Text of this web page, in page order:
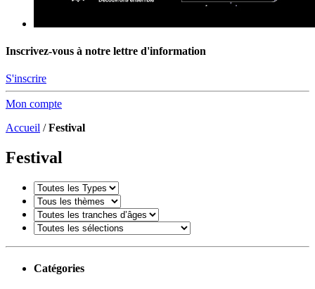
Inscrivez-vous à notre lettre d'information
S'inscrire
Mon compte
Accueil /Festival
Festival
Catégories